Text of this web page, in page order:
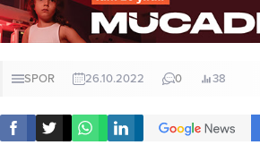
SPOR 26.10.2022 0 38